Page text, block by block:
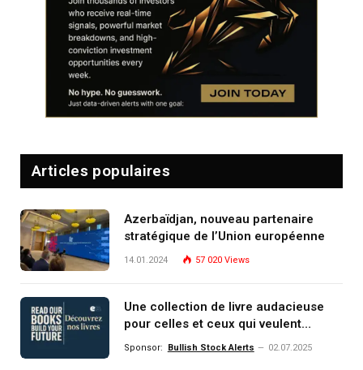
Articles populaires
Azerbaïdjan, nouveau partenaire
stratégique de l’Union européenne
14.01.2024 57 020 Views
Une collection de livre audacieuse
pour celles et ceux qui veulent
comprendre, investir et dominer le
Sponsor: Bullish Stock Alerts 02.07.2025